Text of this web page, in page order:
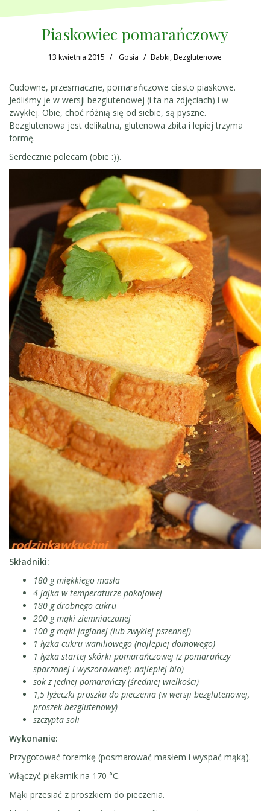
Piaskowiec pomarańczowy
13 kwietnia 2015 Gosia Babki,Bezglutenowe
Cudowne, przesmaczne, pomarańczowe ciasto piaskowe.
Jedliśmy je w wersji bezglutenowej (i ta na zdjęciach) i w
zwykłej. Obie, choć różnią się od siebie, są pyszne.
Bezglutenowa jest delikatna, glutenowa zbita i lepiej trzyma
formę.
Serdecznie polecam (obie :)).
Składniki:
180 g miękkiego masła
4 jajka w temperaturze pokojowej
180 g drobnego cukru
200 g mąki ziemniaczanej
100 g mąki jaglanej (lub zwykłej pszennej)
1 łyżka cukru waniliowego (najlepiej domowego)
1 łyżka startej skórki pomarańczowej (z pomarańczy
sparzonej i wyszorowanej; najlepiej bio)
sok z jednej pomarańczy (średniej wielkości)
1,5 łyżeczki proszku do pieczenia (w wersji bezglutenowej,
proszek bezglutenowy)
szczypta soli
Wykonanie:
Przygotować foremkę (posmarować masłem i wyspać mąką).
Włączyć piekarnik na 170 °C.
Mąki przesiać z proszkiem do pieczenia.